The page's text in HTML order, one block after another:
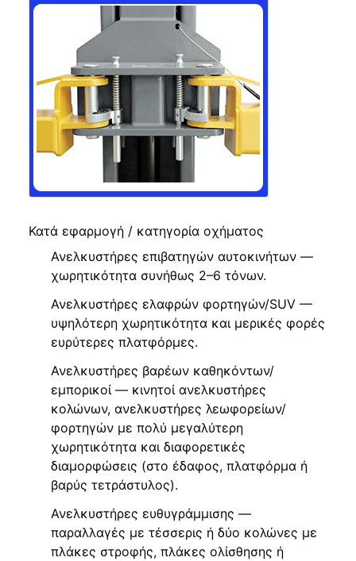
Κατά εφαρμογή / κατηγορία οχήματος
Ανελκυστήρες επιβατηγών αυτοκινήτων —
χωρητικότητα συνήθως 2–6 τόνων.
Ανελκυστήρες ελαφρών φορτηγών/SUV —
υψηλότερη χωρητικότητα και μερικές φορές
ευρύτερες πλατφόρμες.
Ανελκυστήρες βαρέων καθηκόντων/
εμπορικοί — κινητοί ανελκυστήρες
κολώνων, ανελκυστήρες λεωφορείων/
φορτηγών με πολύ μεγαλύτερη
χωρητικότητα και διαφορετικές
διαμορφώσεις (στο έδαφος, πλατφόρμα ή
βαρύς τετράστυλος).
Ανελκυστήρες ευθυγράμμισης —
παραλλαγές με τέσσερις ή δύο κολώνες με
πλάκες στροφής, πλάκες ολίσθησης ή